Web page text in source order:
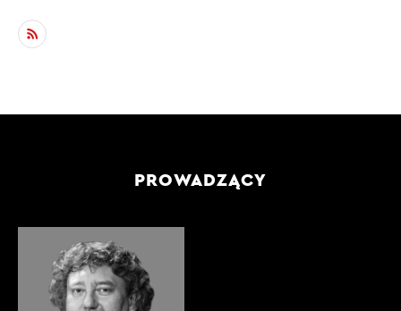
PROWADZĄCY